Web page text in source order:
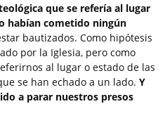
que se refería al lugar
habían cometido ningún
bautizados. Como hipótesis
por la Iglesia, pero como
al lugar o estado de las
se han echado a un lado. Y
a parar nuestros presos